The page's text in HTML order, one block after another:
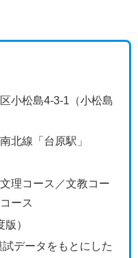
小松島4-3-1（小松島
北線「台原駅」
理コース／文教コー
ース
）
データをもとにした